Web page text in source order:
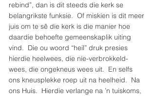
rebind”, dan is dit steeds die kerk se
belangrikste funksie.  Of miskien is dit meer
juis om te sê die kerk is die manier hoe
daardie behoefte gemeenskaplik uiting
vind.  Die ou woord “heil” druk presies
hierdie heelwees, die nie-verbrokkeld-
wees, die ongekneus wees uit.  En selfs
ons kneusplekke roep uit na heelheid.  Na
ons Huis.  Hierdie verlange na ’n tuiskoms,